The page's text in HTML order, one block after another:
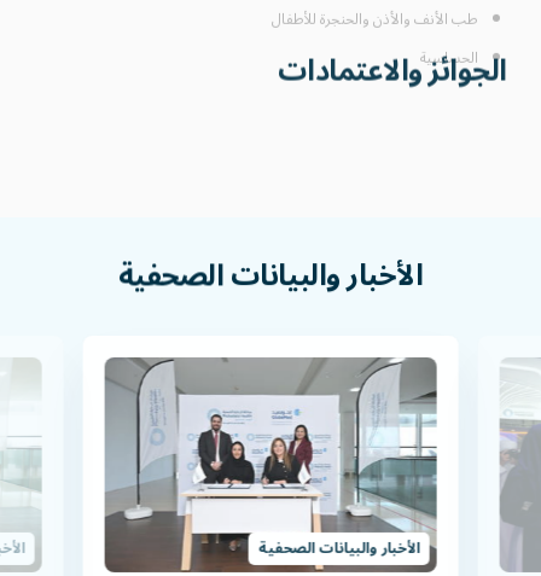
الحساسية
الجوائز والاعتمادات
الأخباروالبياناتالصحفية
الأخبار والبيانات الصحفية